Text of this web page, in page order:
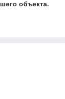
объекта.